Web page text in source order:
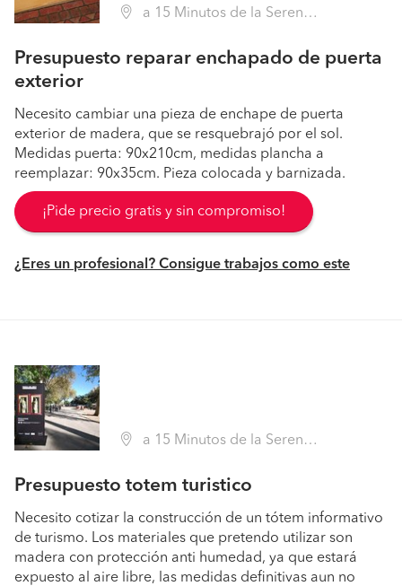
a 15 Minutos de la Serena, La Serena (Región IV Coquimbo - Elqui)
Presupuesto reparar enchapado de puerta
exterior
Necesito cambiar una pieza de enchape de puerta
exterior de madera, que se resquebrajó por el sol.
Medidas puerta: 90x210cm, medidas plancha a
reemplazar: 90x35cm. Pieza colocada y barnizada.
¡Pide precio gratis y sin compromiso!
¿Eres un profesional? Consigue trabajos como este
a 15 Minutos de la Serena, La Serena (Región IV Coquimbo - Elqui)
Presupuesto totem turistico
Necesito cotizar la construcción de un tótem informativo
de turismo. Los materiales que pretendo utilizar son
madera con protección anti humedad, ya que estará
expuesto al aire libre, las medidas definitivas aun no